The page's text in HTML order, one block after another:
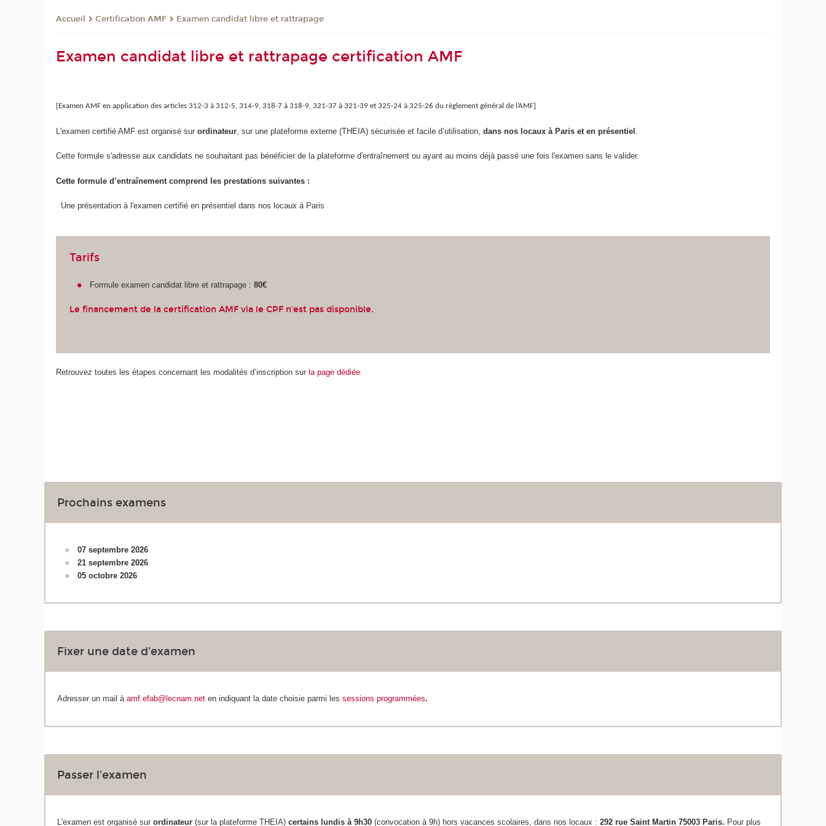
Accueil Certification AMF Examen candidat libre et rattrapage
Examen candidat libre et rattrapage certification AMF
[Examen AMF en application des articles 312-3 à 312-5, 314-9, 318-7 à 318-9, 321-37 à 321-39 et 325-24 à 325-26 du règlement général de l’AMF]
L'examen certifié AMF est organisé surordinateur , sur une plateforme externe (THEIA) sécurisée et facile d’utilisation,dans nos locaux à Paris et en présentiel
Cette formule s'adresse aux candidats ne souhaitant pas bénéficier de la plateforme d'entraînement ou ayant au moins déjà passé une fois l'examen sans le valider.
Cette formule d’entraînement comprend les prestations suivantes :
Une présentation à l'examen certifié en présentiel dans nos locaux à Paris
Tarifs
Formule examen candidat libre et rattrapage : 80€
Le financement de la certification AMF via le CPF n'est pas disponible.
Retrouvez toutes les étapes concernant les modalités d’inscription sur la page dédiée
Prochains examens
07 septembre 2026
21 septembre 2026
05 octobre 2026
Fixer une date d'examen
Adresser un mail àamf.efab@lecnam.net en indiquant la date choisie parmi lessessions programmées.
Passer l'examen
L'examen est organisé surordinateur(sur la plateforme THEIA) certains lundis à 9h30 (convocation à 9h) hors vacances scolaires, dans nos locaux :292 rue Saint Martin 75003 Paris. Pour plus